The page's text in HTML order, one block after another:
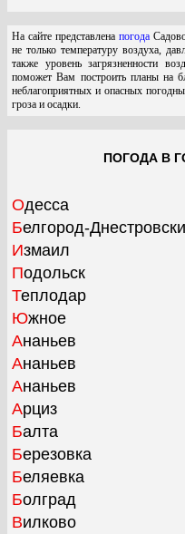
На сайте представлена погода
не только температуру воздуха,
также уровень загрязненности
поможет Вам построить планы на
неблагоприятных и опасных
гроза и осадки.
ПОГОДА В
Одесса
Белгород-
Измаил
Подольск
Теплодар
Южное
Ананьев
Ананьев
Ананьев
Арциз
Балта
Березовка
Беляевка
Болград
Вилково